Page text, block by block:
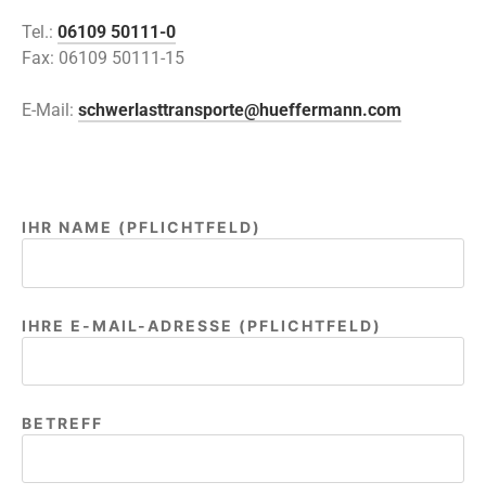
Tel.: 06109 50111-0
Fax: 06109 50111-15
E-Mail: schwerlasttransporte@hueffermann.com
IHR NAME (PFLICHTFELD)
IHRE E-MAIL-ADRESSE (PFLICHTFELD)
BITTE LASSE DIESES FELD LEER.
BETREFF